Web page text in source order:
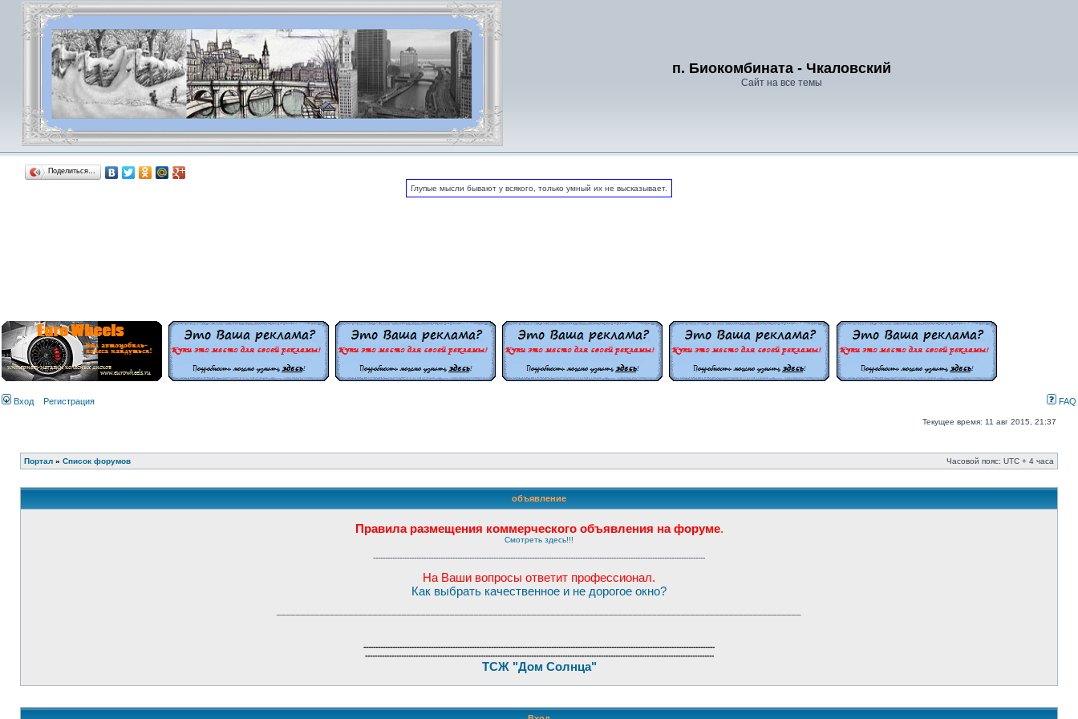
п. Биокомбината - Чкаловский
Сайт на все темы
Поделиться…
Глупые мысли бывают у всякого, только умный их не высказывает.
Вход Регистрация FAQ
Текущее время: 11 авг 2015, 21:37
Портал » Список форумов Часовой пояс: UTC + 4 часа
объявление
Правила размещения коммерческого объявления на форуме.
Смотреть здесь!!!
------------------------------------------------------------------------------------------------------------------------------------------
На Ваши вопросы ответит профессионал.
Как выбрать качественное и не дорогое окно?
--------------------------------------------------------------------------------------------------------------------------------------------------
-------------------------------------------------------------------------------------------------------------------------------------------------
ТСЖ "Дом Солнца"